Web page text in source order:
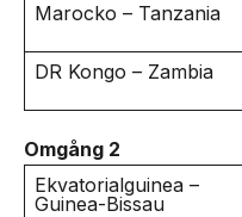
Marocko – Tanzania
DR Kongo – Zambia
Omgång 2
Ekvatorialguinea –
Guinea-Bissau